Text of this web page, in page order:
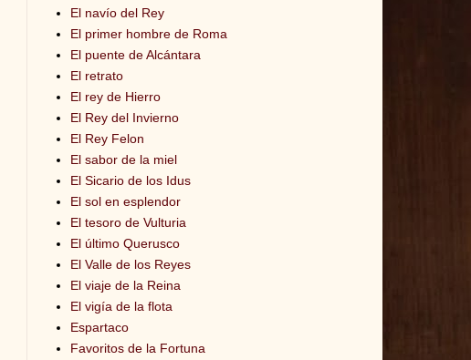
El navío del Rey
El primer hombre de Roma
El puente de Alcántara
El retrato
El rey de Hierro
El Rey del Invierno
El Rey Felon
El sabor de la miel
El Sicario de los Idus
El sol en esplendor
El tesoro de Vulturia
El último Querusco
El Valle de los Reyes
El viaje de la Reina
El vigía de la flota
Espartaco
Favoritos de la Fortuna